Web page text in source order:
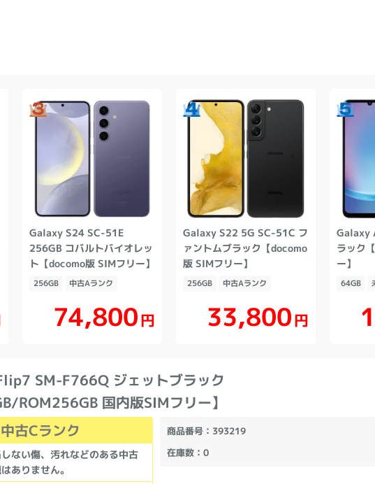
Galaxy S24 SC-51E
256GB コバルトバイオレッ
ト【docomo版 SIMフリー】
256GB 中古Aランク
74,800円
Galaxy S22 5G SC-51C フ
ァントムブラック【docomo
版 SIMフリー】
256GB 中古Aランク
33,800円
Galaxy
ラック
ー】
64GB
SM-F766Q ジェットブラック
ROM256GB 国内版SIMフリー】
中古Cランク
ない傷、汚れなどのある中古
ありません。
商品番号：393219
在庫数：0